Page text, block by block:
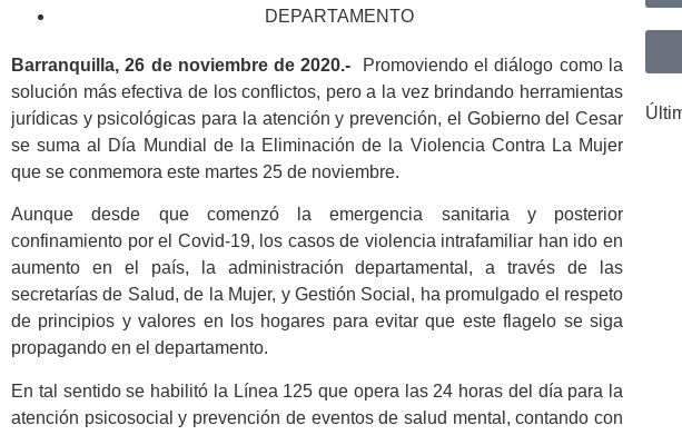
DEPARTAMENTO
Barranquilla, 26 de noviembre de 2020.-
Promoviendo el diálogo como la
solución más efectiva de los conflictos, pero a la vez brindando herramientas
jurídicas y psicológicas para la atención y prevención, el Gobierno del Cesar
se suma al Día Mundial de la Eliminación de la Violencia Contra La Mujer
que se conmemora este martes 25 de noviembre.
Aunque desde que comenzó la emergencia sanitaria y posterior
confinamiento por el Covid-19, los casos de violencia intrafamiliar han ido en
aumento en el país, la administración departamental, a través de las
secretarías de Salud, de la Mujer, y Gestión Social, ha promulgado el respeto
de principios y valores en los hogares para evitar que este flagelo se siga
propagando en el departamento.
En tal sentido se habilitó la Línea 125 que opera las 24 horas del día para la
atención psicosocial y prevención de eventos de salud mental, contando con